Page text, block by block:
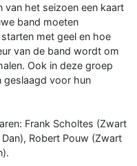
van het seizoen een kaart
band moeten
met geel en hoe
van de band wordt om
Ook in deze groep
geslaagd voor hun
Frank Scholtes (Zwart
Robert Pouw (Zwart